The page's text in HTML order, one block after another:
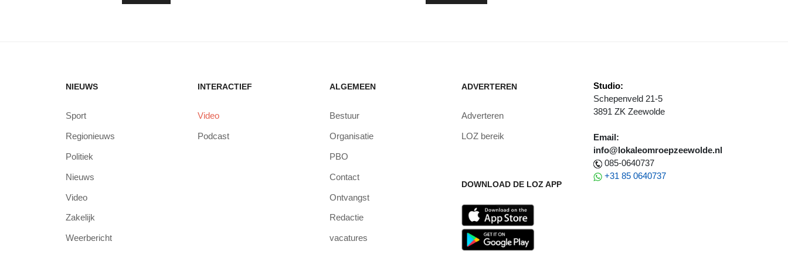
NIEUWS
Sport
Regionieuws
Politiek
Nieuws
Video
Zakelijk
Weerbericht
INTERACTIEF
Video
Podcast
ALGEMEEN
Bestuur
Organisatie
PBO
Contact
Ontvangst
Redactie
vacatures
ADVERTEREN
Adverteren
LOZ bereik
DOWNLOAD DE LOZ APP
Studio:
Schepenveld 21-5
3891 ZK Zeewolde
Email:
info@lokaleomroepzeewolde.nl
085-0640737
+31 85 0640737